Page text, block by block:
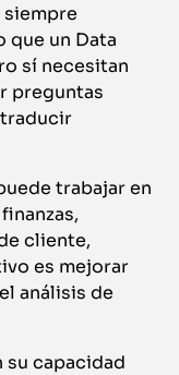
que un Data
sí necesitan
preguntas
trabajar en
cliente,
es mejorar
análisis de
su capacidad